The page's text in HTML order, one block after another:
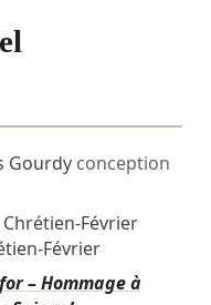
Gourdyconception
Chrétien-Février
Février
– Hommage à